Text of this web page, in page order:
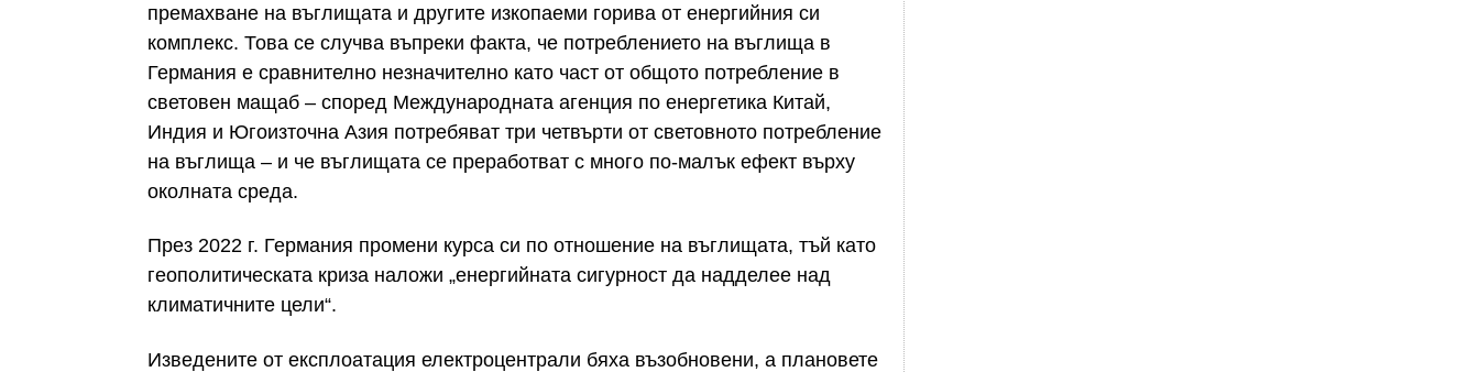
премахване на въглищата и другите изкопаеми горива от енергийния си
комплекс. Това се случва въпреки факта, че потреблението на въглища в
Германия е сравнително незначително като част от общото потребление в
световен мащаб – според Международната агенция по енергетика Китай,
Индия и Югоизточна Азия потребяват три четвърти от световното потребление
на въглища – и че въглищата се преработват с много по-малък ефект върху
околната среда.
През 2022 г. Германия промени курса си по отношение на въглищата, тъй като
геополитическата криза наложи „енергийната сигурност да надделее над
климатичните цели“.
Изведените от експлоатация електроцентрали бяха възобновени, а плановете